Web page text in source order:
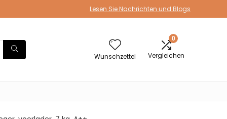
Lesen Sie Nachrichten und Blogs
Wunschzettel
0
Vergleichen